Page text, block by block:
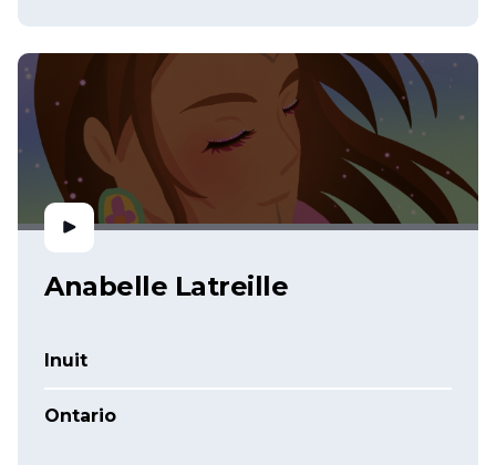
Anabelle Latreille
Inuit
Ontario